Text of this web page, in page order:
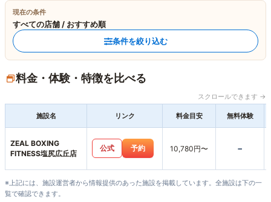
現在の条件
すべての店舗 / おすすめ順
条件を絞り込む
料金・体験・特徴を比べる
スクロールできます →
施設名 リンク 料金目安 無料体験
ZEAL BOXING
FITNESS塩尻広丘店
公式 予約 10,780円〜 -
※上記には、施設運営者から情報提供のあった施設を掲載しています。全施設は下の一
覧で確認できます。